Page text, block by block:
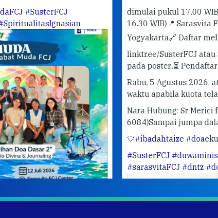
dimulai pukul 17.00 WIB (Open Gate
16.30 WIB)📍 Sarasvita FCJ Center,
🔗 Daftar melalui tautan
linktr.ee/SusterFCJ atau SCAN QR-CODE
pada poster..⏳ Pendaftaran ditutup pada
Rabu, 5 Agustus 2026, atau sewaktu-
waktu apabila kuota telah terpenuhi.😁
Nara Hubung: Sr Merici fcJ (0821 3412
6084)Sampai jumpa dalam doa bersama!
🤍 #ibadahtaize #doa
ekumenis
#SusterFCJ #duwaministry
#sarasvitaFCJ #dntz #doa #taize